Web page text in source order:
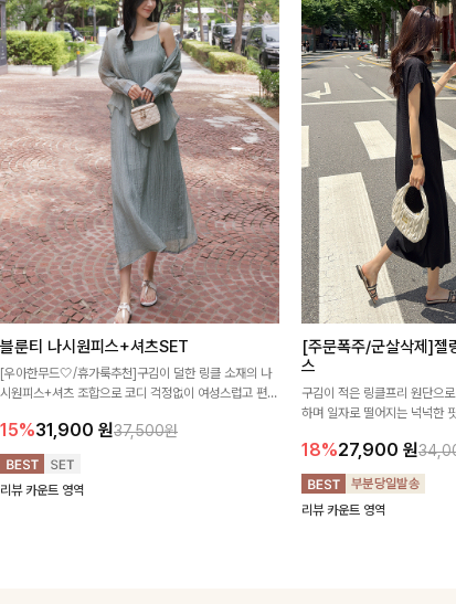
블룬티 나시원피스+셔츠SET
[우아한무드🤍/휴가룩추천]구김이 덜한 링클 소재의 나
시원피스+셔츠 조합으로 코디 걱정없이 여성스럽고 편안
15%31,900 원37,500원
리뷰 카운트 영역
[주문폭주/군살삭제]젤
스
구김이 적은 링클프리 원단으
하며 일자로 떨어지는 넉넉한
18%27,900 원
리뷰 카운트 영역